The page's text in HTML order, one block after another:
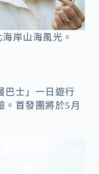
岸山海風光。
巴士」一日遊行
。首發團將於5月